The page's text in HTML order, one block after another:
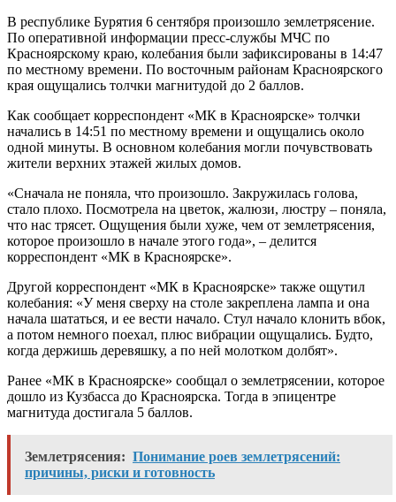
В республике Бурятия 6 сентября произошло землетрясение.
По оперативной информации пресс-службы МЧС по
Красноярскому краю, колебания были зафиксированы в 14:47
по местному времени. По восточным районам Красноярского
края ощущались толчки магнитудой до 2 баллов.
Как сообщает корреспондент «МК в Красноярске» толчки
начались в 14:51 по местному времени и ощущались около
одной минуты. В основном колебания могли почувствовать
жители верхних этажей жилых домов.
«Сначала не поняла, что произошло. Закружилась голова,
стало плохо. Посмотрела на цветок, жалюзи, люстру – поняла,
что нас трясет. Ощущения были хуже, чем от землетрясения,
которое произошло в начале этого года», – делится
корреспондент «МК в Красноярске».
Другой корреспондент «МК в Красноярске» также ощутил
колебания: «У меня сверху на столе закреплена лампа и она
начала шататься, и ее вести начало. Стул начало клонить вбок,
а потом немного поехал, плюс вибрации ощущались. Будто,
когда держишь деревяшку, а по ней молотком долбят».
Ранее «МК в Красноярске» сообщал о землетрясении, которое
дошло из Кузбасса до Красноярска. Тогда в эпицентре
магнитуда достигала 5 баллов.
Землетрясения: Понимание роев землетрясений:
причины, риски и готовность